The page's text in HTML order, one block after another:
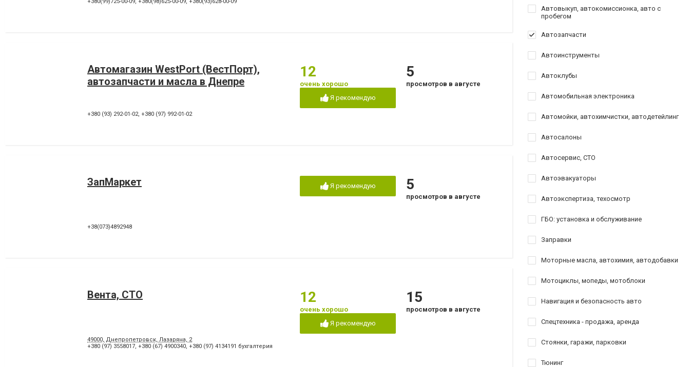
Автомагазин WestPort (ВестПорт),
автозапчасти и масла в Днепре
+380 (93) 292-01-02, +380 (97) 992-01-02
12
очень хорошо
Я рекомендую
5
просмотров в августе
ЗапМаркет
+38(073)4892948
Я рекомендую 5
просмотров в августе
Вента, СТО
49000, Днепропетровск, Лазаряна, 2
+380 (97) 3558017, +380 (67) 4900340, +380 (97) 4134191 бухгалтерия
12
очень хорошо
Я рекомендую
15
просмотров в августе
Автовыкуп, автокомиссионка, авто с
пробегом
Автозапчасти
Автоинструменты
Автоклубы
Автомобильная электроника
Автомойки, автохимчистки, автодетейлинг
Автосалоны
Автосервис, СТО
Автоэвакуаторы
Автоэкспертиза, техосмотр
ГБО: установка и обслуживание
Заправки
Моторные масла, автохимия, автодобавки
Мотоциклы, мопеды, мотоблоки
Навигация и безопасность авто
Спецтехника - продажа, аренда
Стоянки, гаражи, парковки
Тюнинг